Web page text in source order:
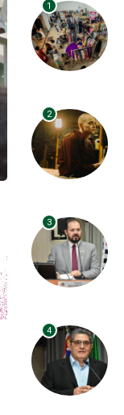
1
2
3
4